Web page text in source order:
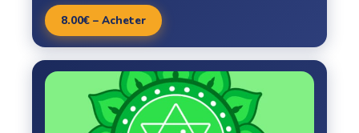
8.00€ – Acheter